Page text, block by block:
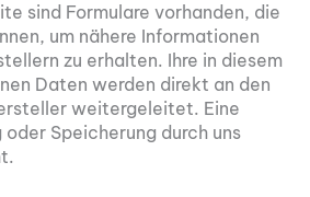
sind Formulare vorhanden, die
um nähere Informationen
zu erhalten. Ihre in diesem
Daten werden direkt an den
weitergeleitet. Eine
Speicherung durch uns